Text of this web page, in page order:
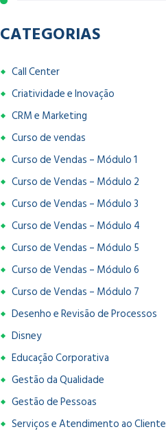
CATEGORIAS
Call Center
Criatividade e Inovação
CRM e Marketing
Curso de vendas
Curso de Vendas – Módulo 1
Curso de Vendas – Módulo 2
Curso de Vendas – Módulo 3
Curso de Vendas – Módulo 4
Curso de Vendas – Módulo 5
Curso de Vendas – Módulo 6
Curso de Vendas – Módulo 7
Desenho e Revisão de Processos
Disney
Educação Corporativa
Gestão da Qualidade
Gestão de Pessoas
Serviços e Atendimento ao Cliente